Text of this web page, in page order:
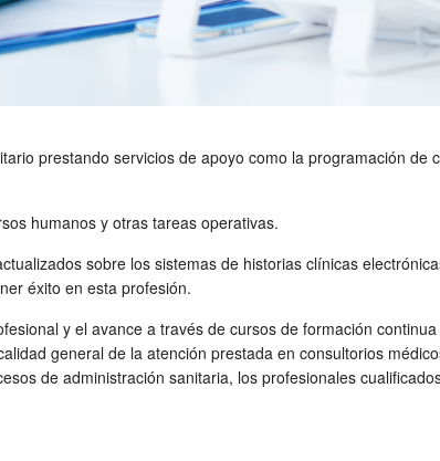
prestando servicios de apoyo como la programación de
humanos y otras tareas operativas.
sobre los sistemas de historias clínicas
éxito en esta profesión.
y el avance a través de cursos de formación
general de la atención prestada en consultorios
de administración sanitaria, los profesionales